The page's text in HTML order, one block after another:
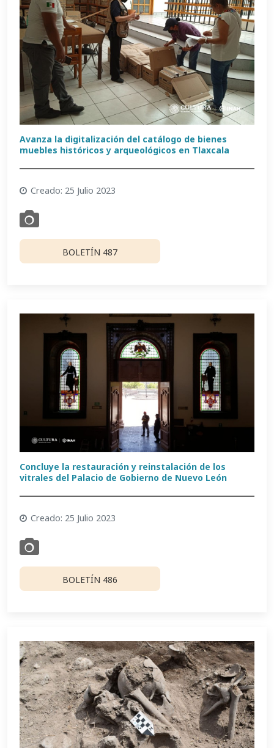
Avanza la digitalización del catálogo de bienes
muebles históricos y arqueológicos en Tlaxcala
Creado: 25 Julio 2023
BOLETÍN 487
Concluye la restauración y reinstalación de los
vitrales del Palacio de Gobierno de Nuevo León
Creado: 25 Julio 2023
BOLETÍN 486